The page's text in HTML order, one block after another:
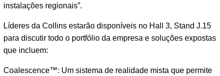
instalações regionais”.
Líderes da Collins estarão disponíveis no Hall 3, Stand J.15
para discutir todo o portfólio da empresa e soluções expostas
que incluem:
Coalescence™: Um sistema de realidade mista que permite